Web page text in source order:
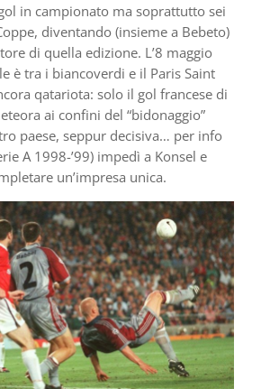
in campionato ma soprattutto sei
diventando (insieme a Bebeto)
di quella edizione. L’8 maggio
è tra i biancoverdi e il Paris Saint
qatariota: solo il gol francese di
ai confini del “bidonaggio”
paese, seppur decisiva… per info
A 1998-’99) impedì a Konsel e
un’impresa unica.